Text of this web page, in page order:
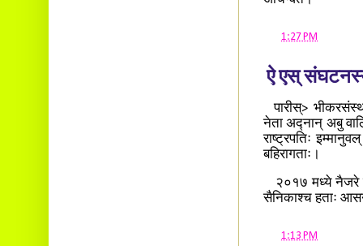
1:27 PM
ऐ एस् संघटनस्य
पारीस्>
नेता अद्नान् अबु
राष्ट्रपतिः
बहिरागताः।
२०१७ मध्ये नैजरे
सैनिकाश्च हताः
1:13 PM